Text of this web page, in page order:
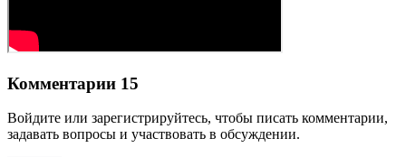
Комментарии 15
Войдите или зарегистрируйтесь, чтобы писать комментарии,
задавать вопросы и участвовать в обсуждении.